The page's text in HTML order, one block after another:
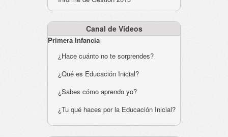
Canal de Videos
Primera Infancia
¿Hace cuánto no te sorprendes?
¿Qué es Educación Inicial?
¿Sabes cómo aprendo yo?
¿Tu qué haces por la Educación Inicial?